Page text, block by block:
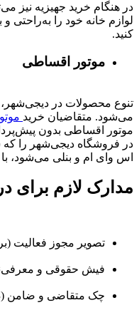
در هنگام خرید جهیزیه نیز
لوازم خانه خود را به‌راحتی
کنید.
موتور اقساطی
تنوع محصولات در
می‌شود. متقاضیان خرید
موتور اقساطی بدون
در فروشگاه دیجی‌شهر را که
اس وای ام و بنلی می‌شود، با اقساط ۶۰ ماهه
مدارک لازم برای
تصویر مجوز فعالیت
فیش حقوقی و
چک متقاضی و ضامن